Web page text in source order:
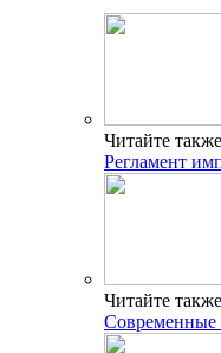
Читайте
Регламент
Читайте
Современные